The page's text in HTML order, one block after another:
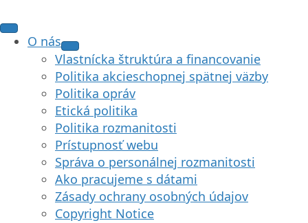
O nás
Vlastnícka štruktúra a financovanie
Politika akcieschopnej spätnej väzby
Politika opráv
Etická politika
Politika rozmanitosti
Prístupnosť webu
Správa o personálnej rozmanitosti
Ako pracujeme s dátami
Zásady ochrany osobných údajov
Copyright Notice